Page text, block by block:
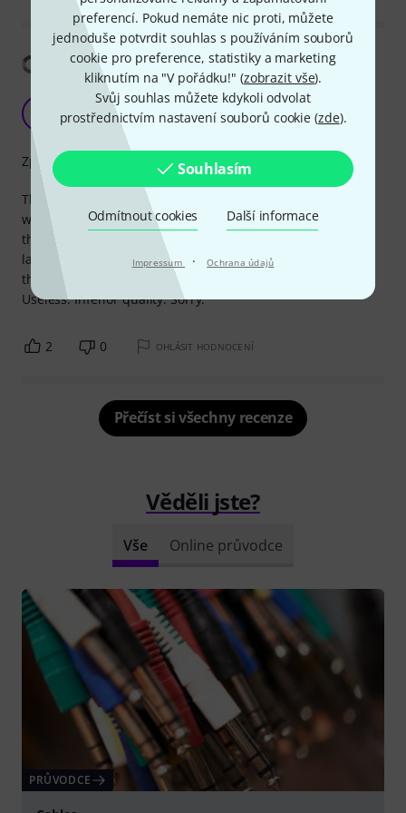
preferencí. Pokud nemáte nic proti, můžete
jednoduše potvrdit souhlas s používáním souborů
cookie pro preference, statistiky a marketing
kliknutím na "V pořádku!" (zobrazit vše).
Svůj souhlas můžete kdykoli odvolat
prostřednictvím nastavení souborů cookie (zde).
Souhlasím
Odmítnout cookies Další informace
Impressum · Ochrana údajů
Zobrazit překlad
Too short mini-jack
VinceZebra 13.05.2019
The stereo mini-jack is slightly too thin or short, cause it
wobbles when inserted and makes the speakers crack. It's
the same problem whether I insert it into my soundcard or
laptop. I have compared the tip to other mini-jacks, and
there is obviously a big difference in the shape of the tip.
Useless. Inferior quality. Sorry.
Zpracování
2 0 OHLÁSIT HODNOCENÍ
Přečíst si všechny recenze
Věděli jste?
Vše Online průvodce
PRŮVODCE